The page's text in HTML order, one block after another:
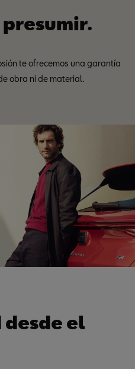
presumir.
te ofrecemos una garantía
obra ni de material.
el